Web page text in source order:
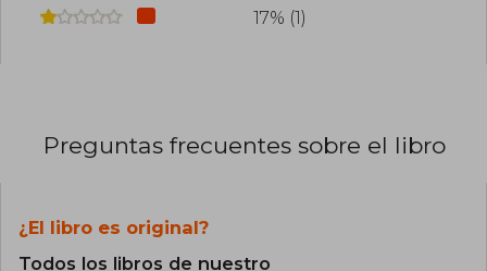
17% (1)
Preguntas frecuentes sobre el libro
¿El libro es original?
Todos los libros de nuestro